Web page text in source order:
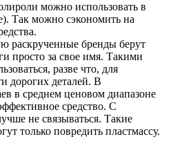
можно использовать в
Так можно сэкономить на
раскрученные бренды берут
просто за свое имя. Такими
разве что, для
дорогих деталей. В
в среднем ценовом диапазоне
средство. С
не связываться. Такие
только повредить пластмассу.